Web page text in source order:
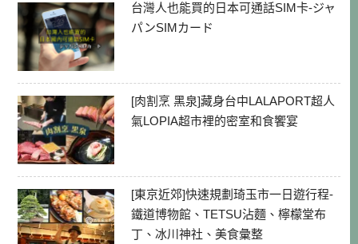
台灣人也能買的日本可通話SIM卡-ジャ
パンSIMカード
[肉割烹 黑泉]藏身台中LALAPORT超人
氣LOPIA超市裡的密室和食饗宴
[東京近郊]快速規劃琦玉市一日遊行程-
鐵道博物館、TETSU沾麵、檸檬堂布
丁、冰川神社、美食彙整